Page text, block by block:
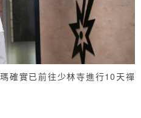
確實已前往少林寺進行10天禪